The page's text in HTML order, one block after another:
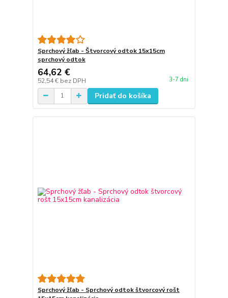
Sprchový žľab - Štvorcový odtok 15x15cm
sprchový odtok
64,62 €
52,54 € bez DPH 3-7 dni
Pridať do košíka
Sprchový žľab - Sprchový odtok štvorcový rošt